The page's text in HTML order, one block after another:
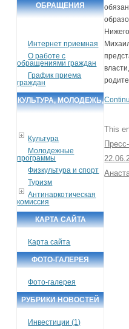
ОБРАЩЕНИЯ
Интернет приемная
О работе с
обращениями граждан
График приема
граждан
КУЛЬТУРА, МОЛОДЕЖЬ,
Культура
Молодежные
программы
Физкультура и спорт
Туризм
Антинаркотическая
комиссия
КАРТА САЙТА
Карта сайта
ФОТО-ГАЛЕРЕЯ
Фото-галерея
РУБРИКИ НОВОСТЕЙ
Инвестиции (1)
This